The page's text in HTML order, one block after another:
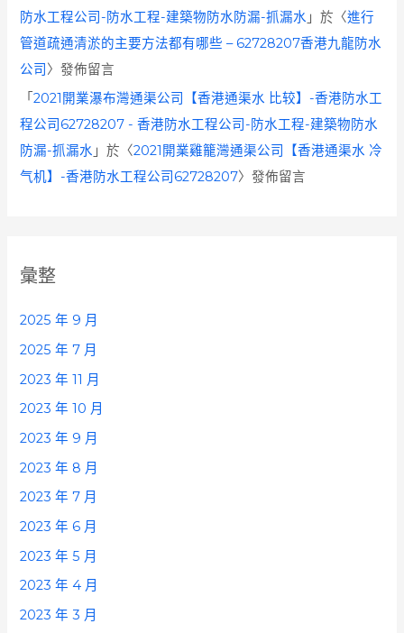
防水工程公司-防水工程-建築物防水防漏-抓漏水 」於〈進行
管道疏通清淤的主要方法都有哪些 – 62728207香港九龍防水
公司 〉發佈留言
「2021開業瀑布灣通渠公司【香港通渠水 比较】-香港防水工
程公司62728207 - 香港防水工程公司-防水工程-建築物防水
防漏-抓漏水 」於〈2021開業雞籠灣通渠公司【香港通渠水 冷
气机】-香港防水工程公司62728207〉發佈留言
彙整
2025 年 9 月
2025 年 7 月
2023 年 11 月
2023 年 10 月
2023 年 9 月
2023 年 8 月
2023 年 7 月
2023 年 6 月
2023 年 5 月
2023 年 4 月
2023 年 3 月